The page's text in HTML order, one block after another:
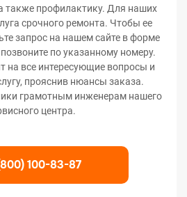
также профилактику. Для наших
срочного ремонта. Чтобы ее
запрос на нашем сайте в форме
по указанному номеру.
на все интересующие вопросы и
прояснив нюансы заказа.
грамотным инженерам нашего
центра.
100-83-87